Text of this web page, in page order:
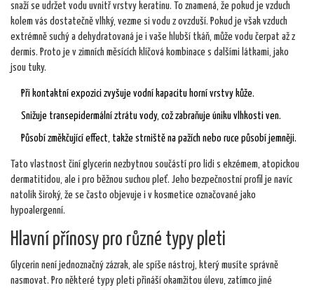
snaží se udržet vodu uvnitř vrstvy keratinu. To znamená, že pokud je vzduch
kolem vás dostatečně vlhký, vezme si vodu z ovzduší. Pokud je však vzduch
extrémně suchý a dehydratovaná je i vaše hlubší tkáň, může vodu čerpat až z
dermis. Proto je v zimních měsících klíčová kombinace s dalšími látkami, jako
jsou tuky.
Při kontaktní expozici zvyšuje vodní kapacitu horní vrstvy kůže.
Snižuje transepidermální ztrátu vody, což zabraňuje úniku vlhkosti ven.
Působí změkčující effect, takže strniště na pažích nebo ruce působí jemněji.
Tato vlastnost činí glycerin nezbytnou součástí pro lidi s ekzémem, atopickou
dermatitidou, ale i pro běžnou suchou pleť. Jeho bezpečnostní profil je navíc
natolik široký, že se často objevuje i v kosmetice označované jako
hypoalergenní.
Hlavní přínosy pro různé typy pleti
Glycerin není jednoznačný zázrak, ale spíše nástroj, který musíte správně
nasmovat. Pro některé typy pleti přináší okamžitou úlevu, zatímco jiné